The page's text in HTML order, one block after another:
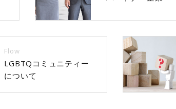
Flow
LGBTQコミュニティー
について